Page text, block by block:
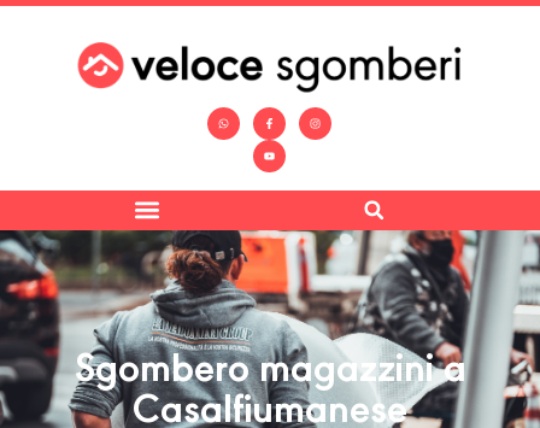
Sgombero magazzini a
Casalfiumanese